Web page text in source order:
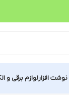
افزارلوازم برقی و